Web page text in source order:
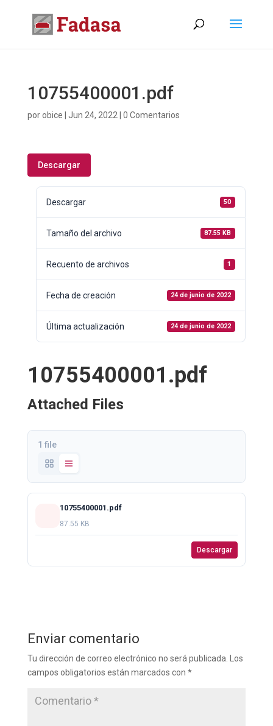
10755400001.pdf
porobice Jun 24, 2022 0 Comentarios
Descargar
Descargar 50
Tamaño del archivo 87.55 KB
Recuento de archivos 1
Fecha de creación 24 de junio de 2022
Última actualización 24 de junio de 2022
10755400001.pdf
Attached Files
1 file
10755400001.pdf
87.55 KB
Descargar
Enviar comentario
Tu dirección de correo electrónico no será publicada.
Los
campos obligatorios están marcados con *